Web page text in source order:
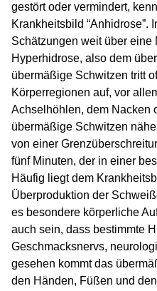
gestört oder vermindert,
Krankheitsbild “Anhidrose”.
Schätzungen weit über
Hyperhidrose, also dem
übermäßige Schwitzen tritt
Körperregionen auf, vor
Achselhöhlen, dem Nacken
übermäßige Schwitzen
von einer
fünf Minuten, der in einer
Häufig liegt dem
Überproduktion der
es besondere körperliche
auch sein, dass bestimmte
Geschmacksnervs,
gesehen kommt das
den Händen, Füßen und